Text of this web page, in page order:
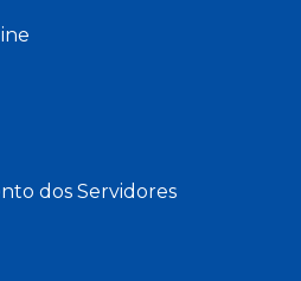
dos Servidores